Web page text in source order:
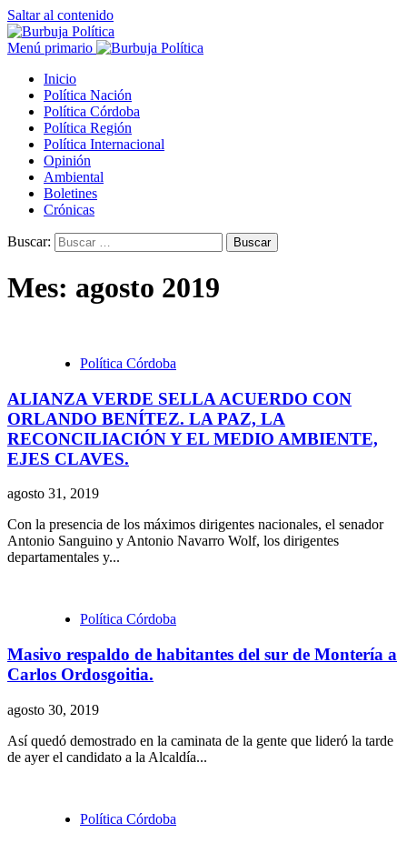
Saltar al contenido
Menú primario
Inicio
Política Nación
Política Córdoba
Política Región
Política Internacional
Opinión
Ambiental
Boletines
Crónicas
Buscar:
Mes: agosto 2019
Política Córdoba
ALIANZA VERDE SELLA ACUERDO CON
ORLANDO BENÍTEZ. LA PAZ, LA
RECONCILIACIÓN Y EL MEDIO AMBIENTE,
EJES CLAVES.
agosto 31, 2019
Con la presencia de los máximos dirigentes nacionales, el senador
Antonio Sanguino y Antonio Navarro Wolf, los dirigentes
departamentales y...
Política Córdoba
Masivo respaldo de habitantes del sur de Montería a
Carlos Ordosgoitia.
agosto 30, 2019
Así quedó demostrado en la caminata de la gente que lideró la tarde
de ayer el candidato a la Alcaldía...
Política Córdoba